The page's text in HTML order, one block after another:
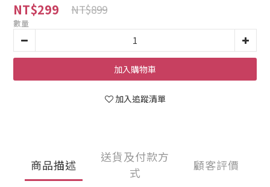
NT$299 NT$899
數量
加入購物車
加入追蹤清單
商品描述
送貨及付款方
式
顧客評價